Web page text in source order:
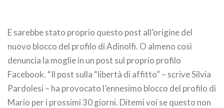
E sarebbe stato proprio questo post all’origine del
nuovo blocco del profilo di Adinolfi. O almeno così
denuncia la moglie in un post sul proprio profilo
Facebook. “Il post sulla “libertà di affitto” – scrive Silvia
Pardolesi – ha provocato l’ennesimo blocco del profilo di
Mario per i prossimi 30 giorni. Ditemi voi se questo non